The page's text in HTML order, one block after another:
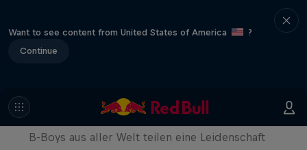
Want to see content from United States of America
?
Continue
Break'n Reality
B-Boys aus aller Welt teilen eine Leidenschaft